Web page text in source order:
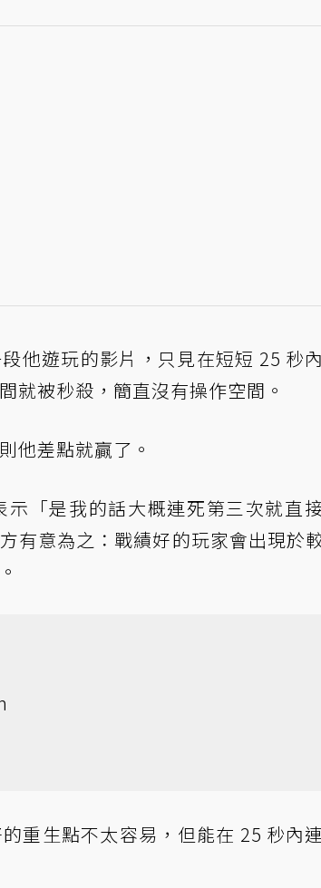
他遊玩的影片，只見在短短 25 秒
就被秒殺，簡直沒有操作空間。
他差點就贏了。
「是我的話大概連死第三次就直
有意為之：戰績好的玩家會出現於
重生點不太容易，但能在 25 秒內